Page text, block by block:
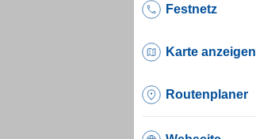
Festnetz
Karte anzeigen
Routenplaner